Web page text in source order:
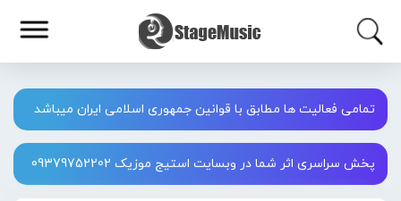
تمامی فعالیت ها مطابق با قوانین جمهوری اسلامی ایران میباشد
پخش سراسری اثر شما در وبسایت استیج موزیک 09379752202